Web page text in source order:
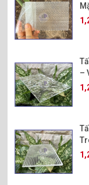
sạn,..
–